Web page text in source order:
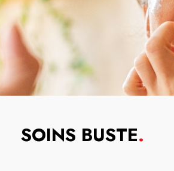
SOINS BUSTE.